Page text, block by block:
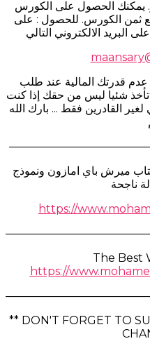
بعد الخصم ١٠ دولار. يمكنك الحصول على الكورس
ثمن الكورس. للحصول : على
قدرتك المالية عند طلب
شئيا ليس من حقك إذا كنت
القادرين فقط ... بارك الله
ميرش باي امازون ونموذج
https://
The Best
https://
** DON'T FORGET TO